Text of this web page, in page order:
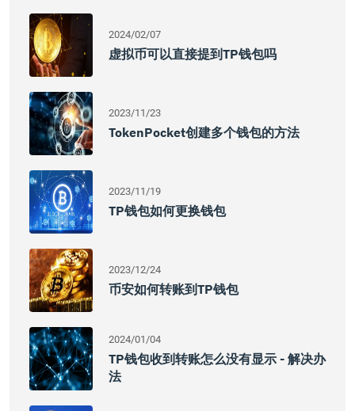
2024/02/07
虚拟币可以直接提到TP钱包吗
2023/11/23
TokenPocket创建多个钱包的方法
2023/11/19
TP钱包如何更换钱包
2023/12/24
币安如何转账到TP钱包
2024/01/04
TP钱包收到转账怎么没有显示 - 解决办
法